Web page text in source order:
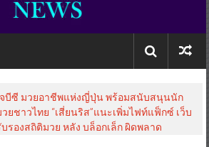
จบีซี มวยอาชีพแห่งญี่ปุ่น พร้อมสนับสนุนนัก
ยชาวไทย “เสี่ยนริส”แนะเพิ่มไฟท์แฟ็กซ์ เว็บ
บรองสถิติมวย หลัง บล็อกเล็ก ผิดพลาด